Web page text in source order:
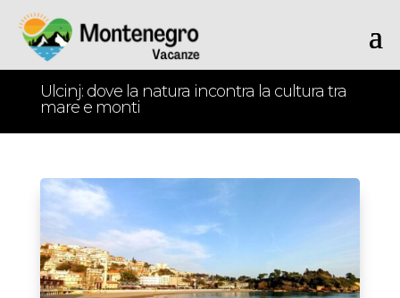
Ulcinj: dove la natura incontra la cultura tra
mare e monti